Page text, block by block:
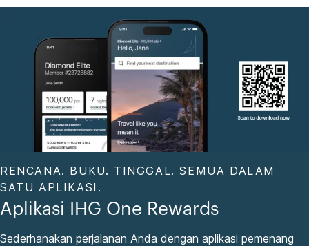
RENCANA. BUKU. TINGGAL. SEMUA DALAM
SATU APLIKASI.
Aplikasi IHG One Rewards
Sederhanakan perjalanan Anda dengan aplikasi pemenang